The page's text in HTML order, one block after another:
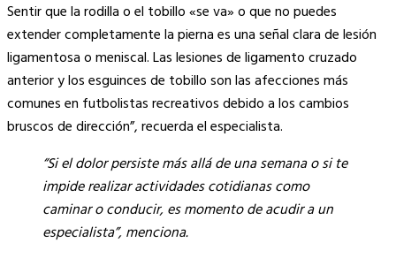
Sentir que la rodilla o el tobillo «se va» o que no puedes
extender completamente la pierna es una señal clara de lesión
ligamentosa o meniscal. Las lesiones de ligamento cruzado
anterior y los esguinces de tobillo son las afecciones más
comunes en futbolistas recreativos debido a los cambios
bruscos de dirección”, recuerda el especialista.
“Si el dolor persiste más allá de una semana o si te
impide realizar actividades cotidianas como
caminar o conducir, es momento de acudir a un
especialista”, menciona.